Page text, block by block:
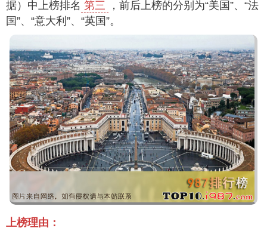
据）中上榜排名 第三
，前后上榜的分别为“美国”、“法
国”、“意大利”、“英国”。
上榜理由：